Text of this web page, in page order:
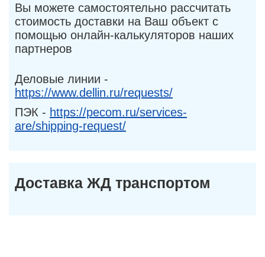
Вы можете самостоятельно рассчитать
стоимость доставки на Ваш объект с
помощью онлайн-калькуляторов наших
партнеров
Деловые линии -
https://www.dellin.ru/requests/
ПЭК - https://pecom.ru/services-
are/shipping-request/
Доставка ЖД транспортом